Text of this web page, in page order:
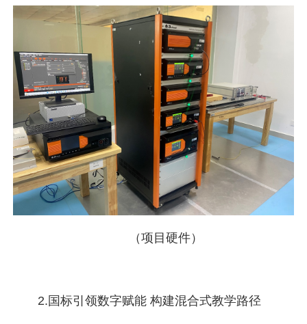
（项目硬件）
2.国标引领数字赋能 构建混合式教学路径